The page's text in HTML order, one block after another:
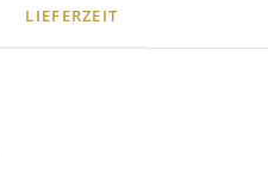
LIEFERZEIT